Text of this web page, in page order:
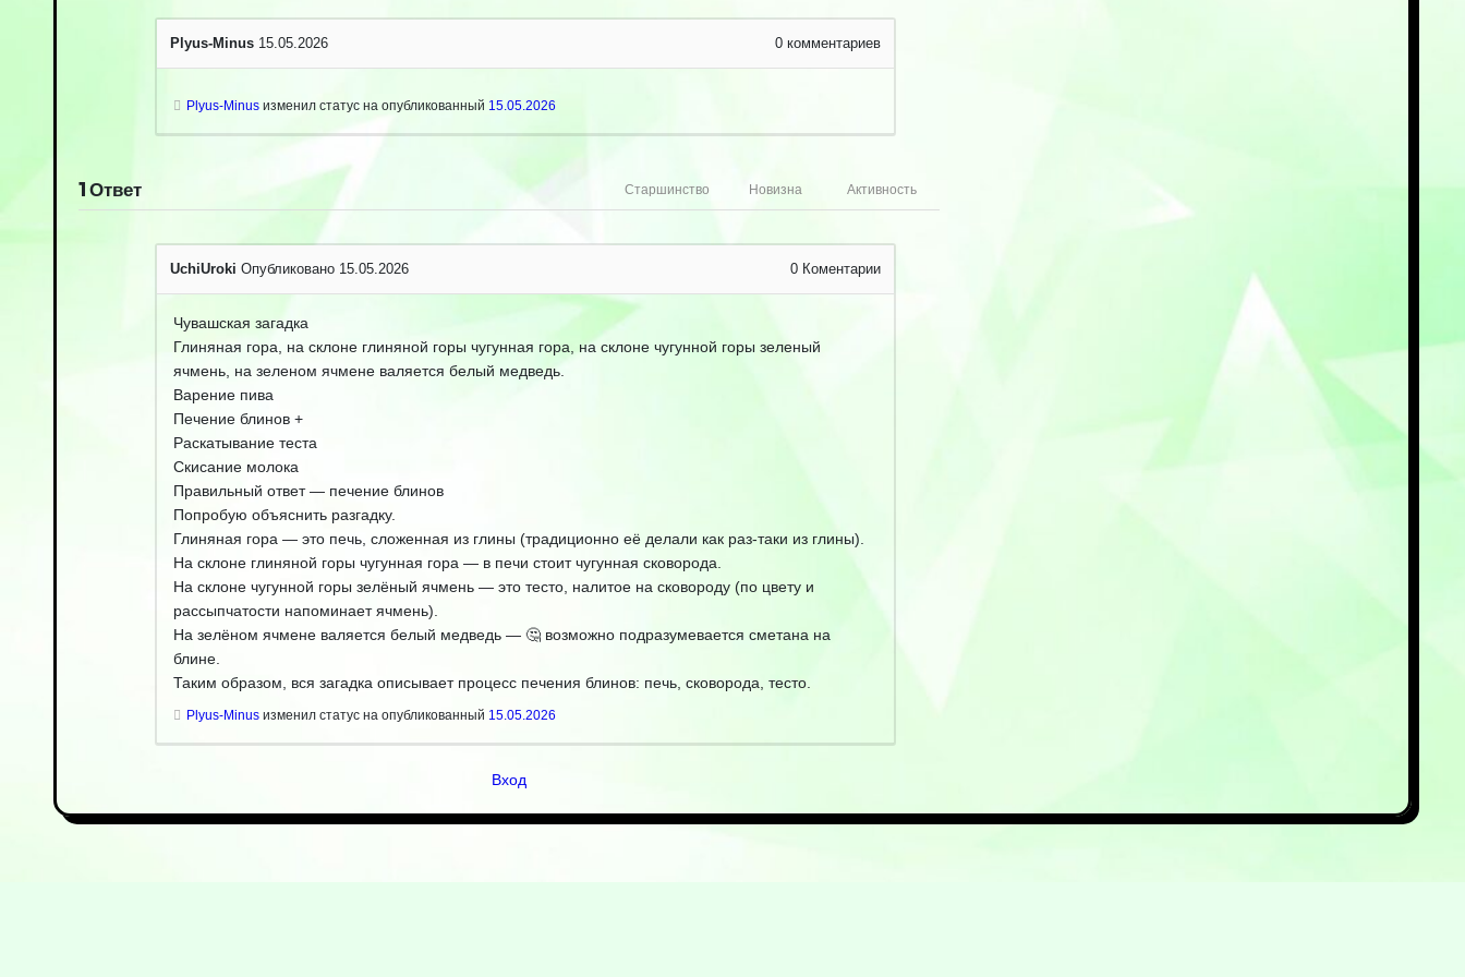
Plyus-Minus 15.05.2026 0 комментариев
Plyus-Minus изменил статус на опубликованный 15.05.2026
1Ответ Активность
Новизна
Старшинство
UchiUroki Опубликовано 15.05.2026 0 Коментарии
Чувашская загадка
Глиняная гора, на склоне глиняной горы чугунная гора, на склоне чугунной горы зеленый
ячмень, на зеленом ячмене валяется белый медведь.
Варение пива
Печение блинов +
Раскатывание теста
Скисание молока
Правильный ответ — печение блинов
Попробую объяснить разгадку.
Глиняная гора — это печь, сложенная из глины (традиционно её делали как раз-таки из глины).
На склоне глиняной горы чугунная гора — в печи стоит чугунная сковорода.
На склоне чугунной горы зелёный ячмень — это тесто, налитое на сковороду (по цвету и
рассыпчатости напоминает ячмень).
На зелёном ячмене валяется белый медведь — 🤔 возможно подразумевается сметана на
блине.
Таким образом, вся загадка описывает процесс печения блинов: печь, сковорода, тесто.
Plyus-Minus изменил статус на опубликованный 15.05.2026
Вход